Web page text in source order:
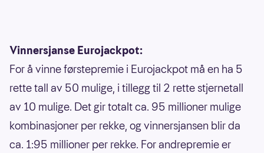
Vinnersjanse Eurojackpot:
For å vinne førstepremie i Eurojackpot må en ha 5
rette tall av 50 mulige, i tillegg til 2 rette stjernetall
av 10 mulige. Det gir totalt ca. 95 millioner mulige
kombinasjoner per rekke, og vinnersjansen blir da
ca. 1:95 millioner per rekke. For andrepremie er